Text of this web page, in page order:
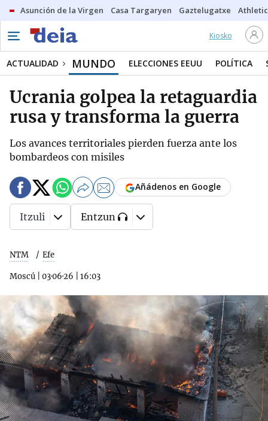
Asunción de la Virgen Casa Targaryen Gaztelugatxe Athletic
Kiosko
ACTUALIDAD MUNDO ELECCIONES EEUU POLÍTICA
Ucrania golpea la retaguardia
rusa y transforma la guerra
Los avances territoriales pierden fuerza ante los
bombardeos con misiles
NTM Efe
Moscú 03·06·26 16:03
Añádenos en Google
Itzuli Entzun